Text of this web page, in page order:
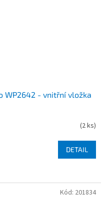
WP2642 - vnitřní vložka
(2 ks)
DETAIL
Kód: 201834